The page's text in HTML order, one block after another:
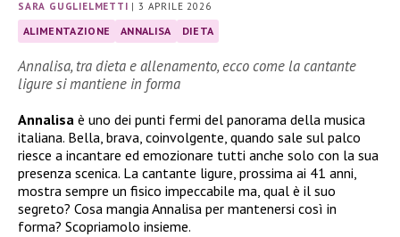
SARA GUGLIELMETTI |3 APRILE 2026
ALIMENTAZIONE ANNALISA DIETA
Annalisa, tra dieta e allenamento, ecco come la cantante
ligure si mantiene in forma
Annalisa è uno dei punti fermi del panorama della musica
italiana. Bella, brava, coinvolgente, quando sale sul palco
riesce a incantare ed emozionare tutti anche solo con la sua
presenza scenica. La cantante ligure, prossima ai 41 anni,
mostra sempre un fisico impeccabile ma, qual è il suo
segreto? Cosa mangia Annalisa per mantenersi così in
forma? Scopriamolo insieme.